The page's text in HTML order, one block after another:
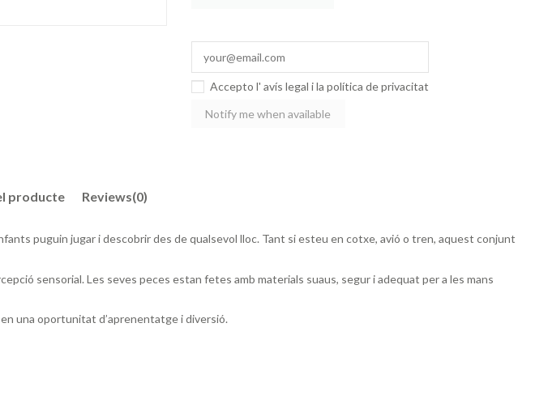
Accepto l' avís legal i la política de privacitat
producte Reviews(0)
puguin jugar i descobrir des de qualsevol lloc. Tant si esteu en cotxe, avió o tren, aquest conjunt
sensorial. Les seves peces estan fetes amb materials suaus, segur i adequat per a les mans
una oportunitat d’aprenentatge i diversió.